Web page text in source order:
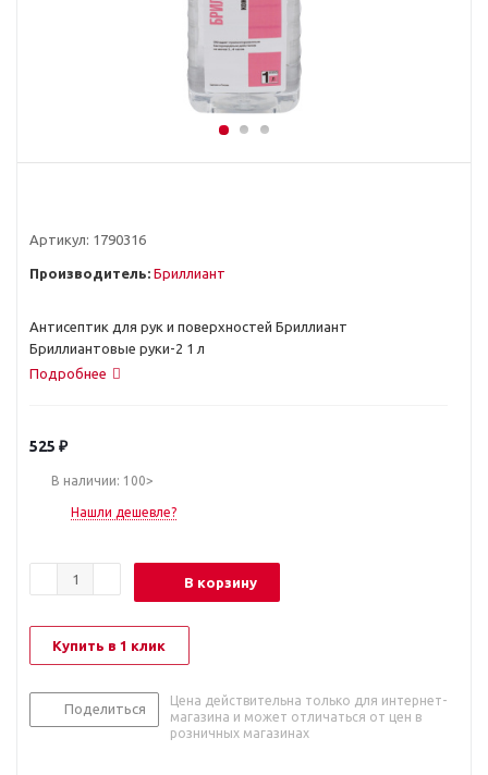
Артикул: 1790316
Производитель: Бриллиант
Антисептик для рук и поверхностей Бриллиант
Бриллиантовые руки-2 1 л
Подробнее
525 ₽
В наличии: 100>
Нашли дешевле?
В корзину
Купить в 1 клик
Поделиться
Цена действительна только для интернет-
магазина и может отличаться от цен в
розничных магазинах